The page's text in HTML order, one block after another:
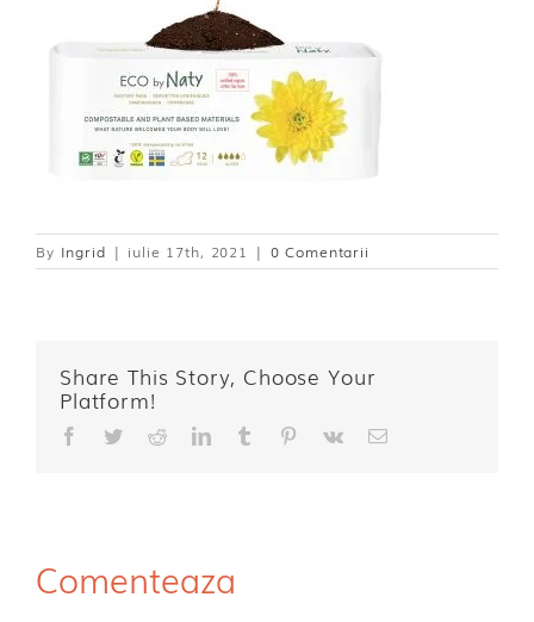
By Ingrid | iulie 17th, 2021 | 0 Comentarii
Share This Story, Choose Your
Platform!
Facebook
TwitterRedditLinkedIn
TumblrPinterest
Vk
E-
Comenteaza